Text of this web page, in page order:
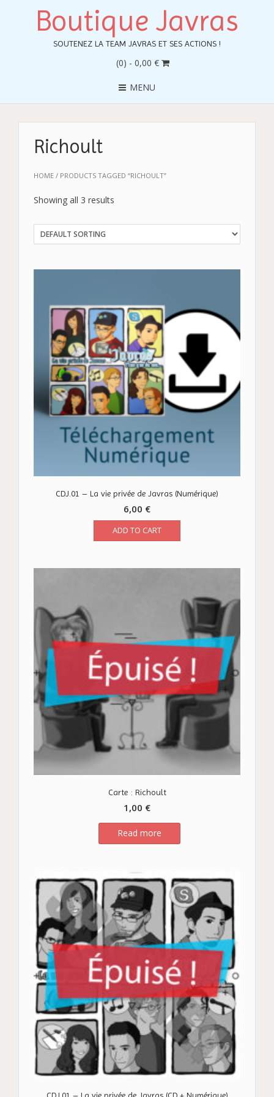
Boutique Javras
SOUTENEZ LA TEAM JAVRAS ET SES ACTIONS !
(0) - 0,00 €
MENU
HOME / PRODUCTS TAGGED “RICHOULT”
Richoult
Showing all 3 results
CDJ.01 – La vie privée de Javras (Numérique)
6,00 €
ADD TO CART
Carte : Richoult
1,00 €
Read more
CDJ.01 – La vie privée de Javras (CD + Numérique)